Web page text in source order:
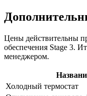
Цены действительны
обеспечения Stage 3.
менеджером.
Холодный термостат